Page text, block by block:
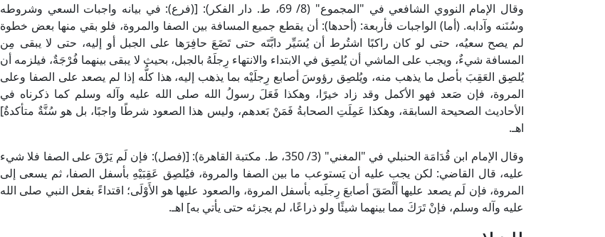
وقال الإمام النووي الشافعي في "المجموع" (8/ 69، ط. دار الفكر): [(فرع): في بيانه واجبات السعي وشروطه
وسُنَنه وآدابه. (أما) الواجبات فأربعة: (أحدها): أن يقطع جميع المسافة بين الصفا والمروة، فلو بقي منها بعض خطوة
لم يصح سعيُه، حتى لو كان راكبًا اشتُرط أن يُسَيِّر دابَّتَه حتى تَضَعَ حافِرَها على الجبل أو إليه، حتى لا يبقى مِن
المسافة شيءٌ، ويجب على الماشي أن يُلصِق في الابتداء والانتهاء رِجلَهُ بالجبل، بحيث لا يبقى بينهما فُرْجَةٌ، فيلزمه أن
يُلصِق العَقِبَ بأصل ما يذهب منه، ويُلصِق رؤوسَ أصابع رِجلَيْه بما يذهب إليه، هذا كلُّه إذا لم يصعد على الصفا وعلى
المروة، فإن صَعد فهو الأكمل وقد زاد خيرًا، وهكذا فَعَلَ رسولُ الله صلى الله عليه وآله وسلم كما ذكرناه في
الأحاديث الصحيحة السابقة، وهكذا عَمِلَتِ الصحابةُ فَمَنْ بَعدهم، وليس هذا الصعود شرطًا واجبًا، بل هو سُنَّةٌ متأكدةٌ]
اهـ.
وقال الإمام ابن قُدَامَة الحنبلي في "المغني" (3/ 350، ط. مكتبة القاهرة): [(فصل): فإن لَم يَرْقَ على الصفا فلا شيء
عليه، قال القاضي: لكن يجب عليه أن يَستوعب ما بين الصفا والمروة، فيُلصِق عَقِبَيْهِ بأسفل الصفا، ثم يسعى إلى
المروة، فإن لَم يصعد عليها أَلْصَقَ أصابعَ رِجلَيه بأسفل المروة، والصعود عليها هو الأَوْلَى؛ اقتداءً بفعل النبي صلى الله
عليه وآله وسلم، فإنْ تَرَكَ مما بينهما شيئًا ولو ذراعًا، لم يجزئه حتى يأتي به] اهـ.